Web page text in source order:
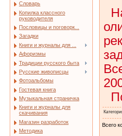
Словарь
Копилка классного
руководителя
Пословицы и поговорк...
Загадки
Книги и журналы для ...
Афоризмы
Традиции русского быта
Русские живописцы
Фотоальбомы
Гостевая книга
Музыкальная страничка
Книги и журналы для
скачивания
Магазин разработок
Методика
Всего